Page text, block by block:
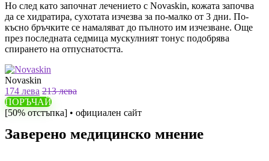
Но след като започнат лечението с Novaskin, кожата започва
да се хидратира, сухотата изчезва за по-малко от 3 дни. По-
късно бръчките се намаляват до пълното им изчезване. Още
през последната седмица мускулният тонус подобрява
спирането на отпуснатостта.
Novaskin
174 лева 213 лева
ПОРЪЧАЙ
[50% отстъпка] • официален сайт
Заверено медицинско мнение